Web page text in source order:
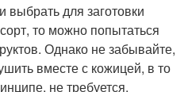
выбрать для заготовки
то можно попытаться
Однако не забывайте,
вместе с кожицей, в то
не требуется.